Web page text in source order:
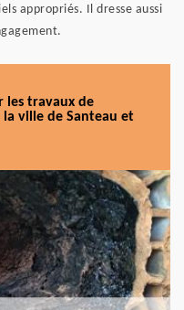
appropriés. Il dresse aussi
les travaux de
la ville de Santeau et